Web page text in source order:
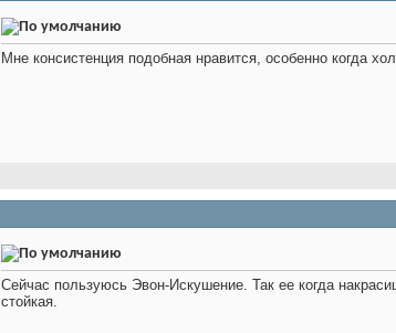
Мне консистенция подобная нравится, особенно когда
Сейчас пользуюсь Эвон-Искушение. Так ее когда
стойкая.